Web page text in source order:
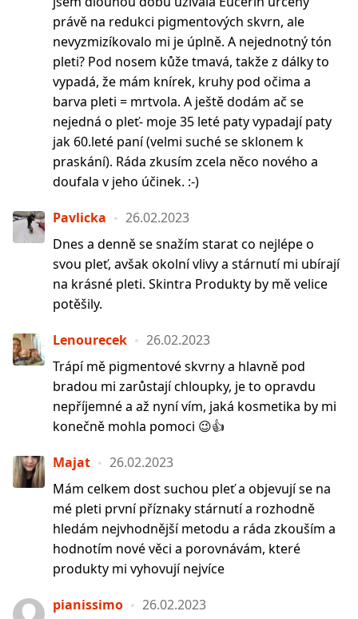
právě na redukci pigmentových skvrn, ale
nevyzmizíkovalo mi je úplně. A nejednotný tón
pleti? Pod nosem kůže tmavá, takže z dálky to
vypadá, že mám knírek, kruhy pod očima a
barva pleti = mrtvola. A ještě dodám ač se
nejedná o pleť- moje 35 leté paty vypadají paty
jak 60.leté paní (velmi suché se sklonem k
praskání). Ráda zkusím zcela něco nového a
doufala v jeho účinek. :-)
Pavlicka
26.02.2023
Dnes a denně se snažím starat co nejlépe o
svou pleť, avšak okolní vlivy a stárnutí mi ubírají
na krásné pleti. Skintra Produkty by mě velice
potěšily.
Lenourecek
26.02.2023
Trápí mě pigmentové skvrny a hlavně pod
bradou mi zarůstají chloupky, je to opravdu
nepříjemné a až nyní vím, jaká kosmetika by mi
konečně mohla pomoci 😉👍
Majat
26.02.2023
Mám celkem dost suchou pleť a objevují se na
mé pleti první příznaky stárnutí a rozhodně
hledám nejvhodnější metodu a ráda zkouším a
hodnotím nové věci a porovnávám, které
produkty mi vyhovují nejvíce
pianissimo
26.02.2023